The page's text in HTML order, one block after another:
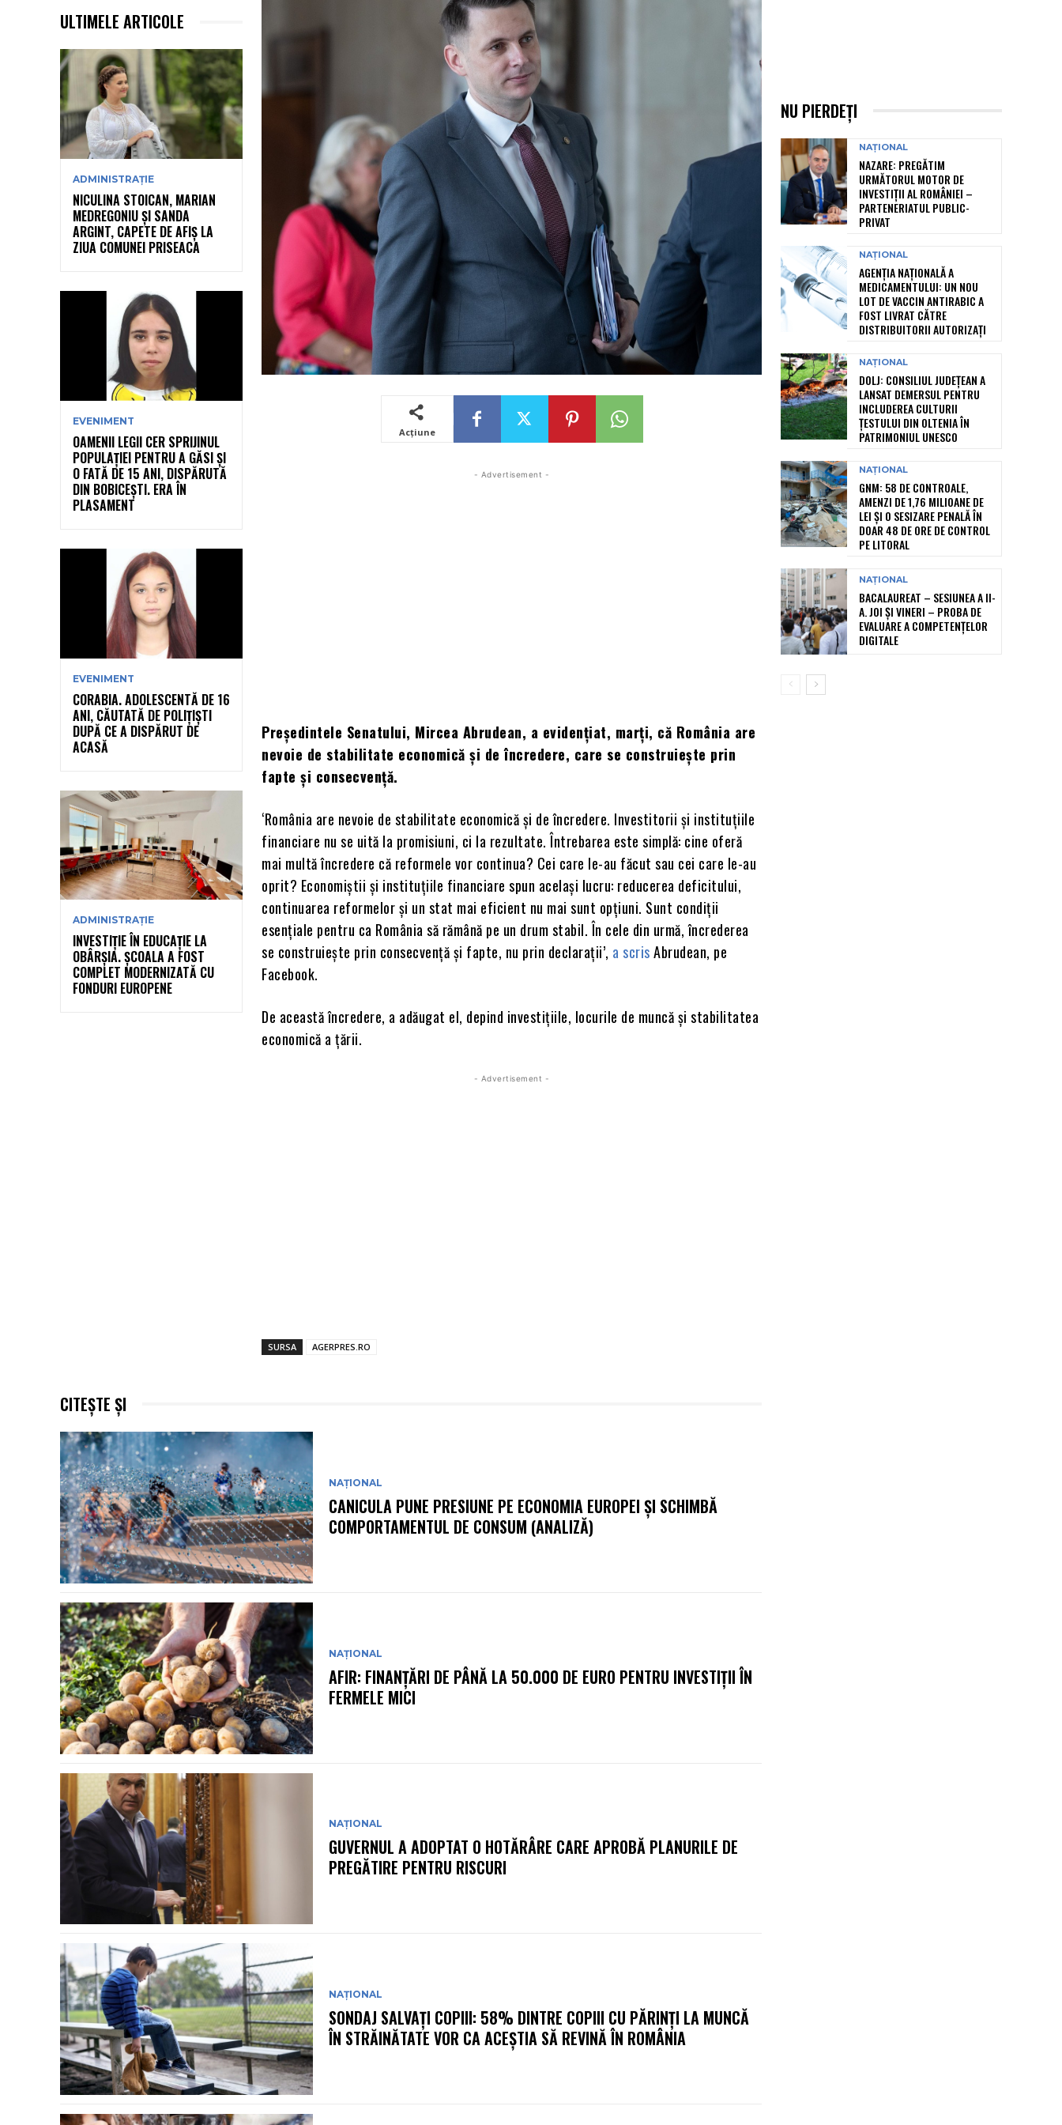
ULTIMELE ARTICOLE
ADMINISTRAȚIE
NICULINA STOICAN, MARIAN
MEDREGONIU ȘI SANDA
ARGINT, CAPETE DE AFIȘ LA
ZIUA COMUNEI PRISEACA
EVENIMENT
OAMENII LEGII CER SPRIJINUL
POPULAȚIEI PENTRU A GĂSI ȘI
O FATĂ DE 15 ANI, DISPĂRUTĂ
DIN BOBICEȘTI. ERA ÎN
PLASAMENT
EVENIMENT
CORABIA. ADOLESCENTĂ DE 16
ANI, CĂUTATĂ DE POLIȚIȘTI
DUPĂ CE A DISPĂRUT DE
ACASĂ
ADMINISTRAȚIE
INVESTIȚIE ÎN EDUCAȚIE LA
OBÂRȘIA. ȘCOALA A FOST
COMPLET MODERNIZATĂ CU
FONDURI EUROPENE
Acțiune
- Advertisement -
Președintele Senatului, Mircea Abrudean, a evidențiat, marți, că România are
nevoie de stabilitate economică și de încredere, care se construiește prin
fapte și consecvență.
‘România are nevoie de stabilitate economică și de încredere. Investitorii și instituțiile
financiare nu se uită la promisiuni, ci la rezultate. Întrebarea este simplă: cine oferă
mai multă încredere că reformele vor continua? Cei care le-au făcut sau cei care le-au
oprit? Economiștii și instituțiile financiare spun același lucru: reducerea deficitului,
continuarea reformelor și un stat mai eficient nu mai sunt opțiuni. Sunt condiții
esențiale pentru ca România să rămână pe un drum stabil. În cele din urmă, încrederea
se construiește prin consecvență și fapte, nu prin declarații’, a scrisAbrudean, pe
Facebook.
De această încredere, a adăugat el, depind investițiile, locurile de muncă și stabilitatea
economică a țării.
- Advertisement -
SURSA AGERPRES.RO
CITEȘTE ȘI
NAȚIONAL
CANICULA PUNE PRESIUNE PE ECONOMIA EUROPEI ȘI SCHIMBĂ
COMPORTAMENTUL DE CONSUM (ANALIZĂ)
NAȚIONAL
AFIR: FINANȚĂRI DE PÂNĂ LA 50.000 DE EURO PENTRU INVESTIȚII ÎN
FERMELE MICI
NAȚIONAL
GUVERNUL A ADOPTAT O HOTĂRÂRE CARE APROBĂ PLANURILE DE
PREGĂTIRE PENTRU RISCURI
NAȚIONAL
SONDAJ SALVAȚI COPIII: 58% DINTRE COPIII CU PĂRINȚI LA MUNCĂ
ÎN STRĂINĂTATE VOR CA ACEȘTIA SĂ REVINĂ ÎN ROMÂNIA
NU PIERDEȚI
NAȚIONAL
NAZARE: PREGĂTIM
URMĂTORUL MOTOR DE
INVESTIȚII AL ROMÂNIEI –
PARTENERIATUL PUBLIC-
PRIVAT
NAȚIONAL
AGENȚIA NAȚIONALĂ A
MEDICAMENTULUI: UN NOU
LOT DE VACCIN ANTIRABIC A
FOST LIVRAT CĂTRE
DISTRIBUITORII AUTORIZAȚI
NAȚIONAL
DOLJ: CONSILIUL JUDEȚEAN A
LANSAT DEMERSUL PENTRU
INCLUDEREA CULTURII
ȚESTULUI DIN OLTENIA ÎN
PATRIMONIUL UNESCO
NAȚIONAL
GNM: 58 DE CONTROALE,
AMENZI DE 1,76 MILIOANE DE
LEI ȘI O SESIZARE PENALĂ ÎN
DOAR 48 DE ORE DE CONTROL
PE LITORAL
NAȚIONAL
BACALAUREAT – SESIUNEA A II-
A. JOI ȘI VINERI – PROBA DE
EVALUARE A COMPETENȚELOR
DIGITALE